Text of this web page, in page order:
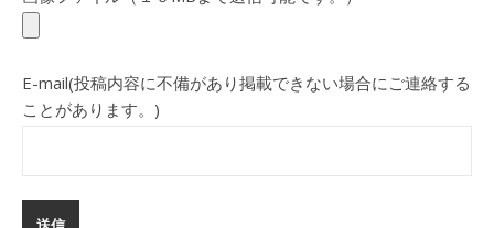
E-mail(投稿内容に不備があり掲載できない場合にご連絡する
ことがあります。)